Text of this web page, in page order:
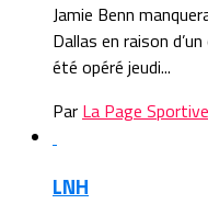
Jamie Benn
Dallas en raison
été opéré jeudi...
Par La Page Sportive
LNH